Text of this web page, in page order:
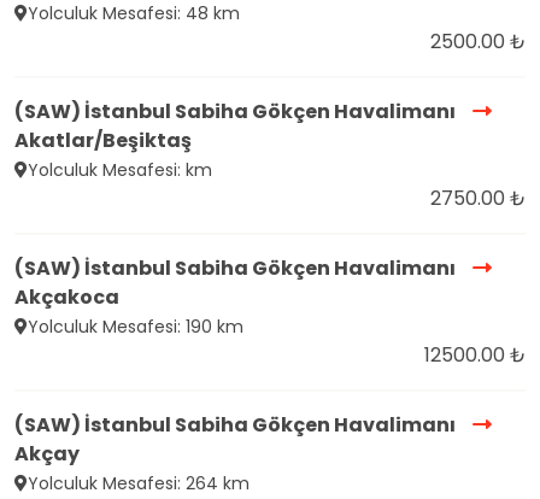
Yolculuk Mesafesi: 48 km
2500.00 ₺
(SAW) İstanbul Sabiha Gökçen Havalimanı
Akatlar/Beşiktaş
Yolculuk Mesafesi: km
2750.00 ₺
(SAW) İstanbul Sabiha Gökçen Havalimanı
Akçakoca
Yolculuk Mesafesi: 190 km
12500.00 ₺
(SAW) İstanbul Sabiha Gökçen Havalimanı
Akçay
Yolculuk Mesafesi: 264 km